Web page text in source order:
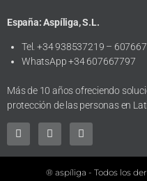
España: Aspíliga, S.L.
Tel. +34 938537219 –
WhatsApp +34 607667797
Más de 10 años ofreciendo
protección de las personas en
® aspíliga - Todos los